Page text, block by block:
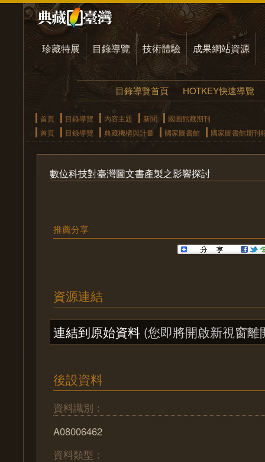
珍藏特展 目錄導覽 技術體驗 成果網站資源
目錄導覽首頁 HOTKEY快速導覽
首頁 目錄導覽 內容主題 新聞
國圖館藏期刊
首頁
目錄導覽 典藏機構與計畫 國家圖書館 國家圖書館期刊
數位科技對臺灣圖文書產製之影響探討
推薦分享
資源連結
連結到原始資料 (您即將開啟新視窗離
後設資料
資料識別：
A08006462
資料類型：